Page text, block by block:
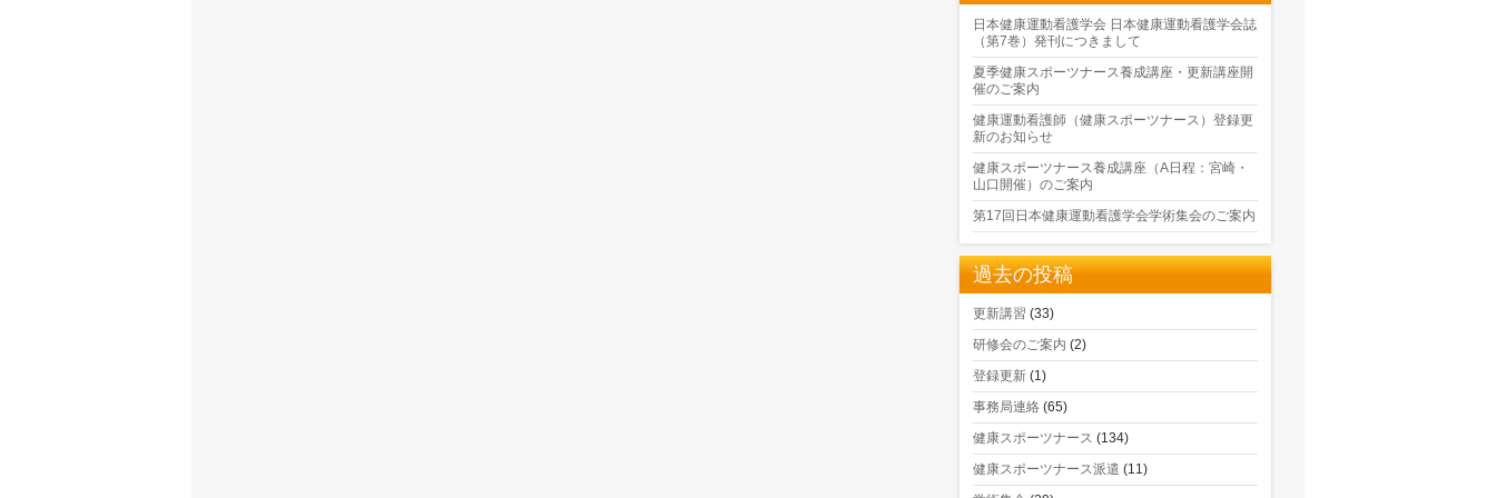
日本健康運動看護学会 日本健康運動看護学会誌
（第7巻）発刊につきまして
夏季健康スポーツナース養成講座・更新講座開
催のご案内
健康運動看護師（健康スポーツナース）登録更
新のお知らせ
健康スポーツナース養成講座（A日程：宮崎・
山口開催）のご案内
第17回日本健康運動看護学会学術集会のご案内
過去の投稿
更新講習 (33)
研修会のご案内 (2)
登録更新 (1)
事務局連絡 (65)
健康スポーツナース (134)
健康スポーツナース派遣 (11)